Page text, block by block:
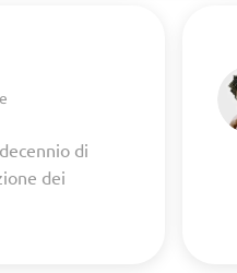
di
dei